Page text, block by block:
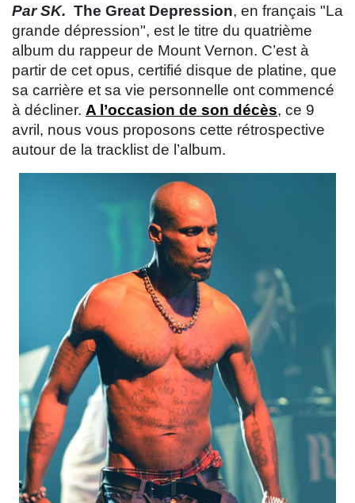
Par SK. The Great Depression, en français "La
grande dépression", est le titre du quatrième
album du rappeur de Mount Vernon. C’est à
partir de cet opus, certifié disque de platine, que
sa carrière et sa vie personnelle ont commencé
à décliner. A l’occasion de son décès, ce 9
avril, nous vous proposons cette rétrospective
autour de la tracklist de l’album.